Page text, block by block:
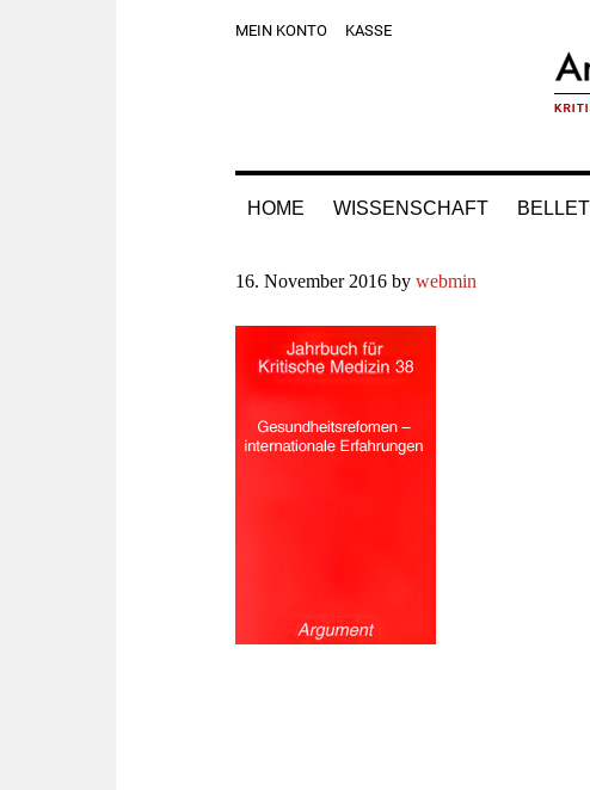
MEIN KONTO KASSE
HOME WISSENSCHAFT
16. November 2016 by webmin